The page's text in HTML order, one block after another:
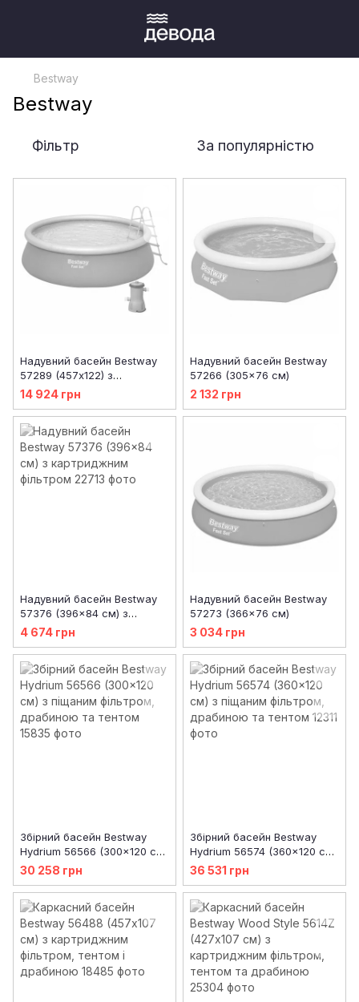
Bestway
Bestway
Фільтр За популярністю
Надувний басейн Bestway
57289 (457х122) з
картриджним фільтром
14 924 грн
Надувний басейн Bestway
57266 (305x76 см)
2 132 грн
Надувний басейн Bestway
57376 (396x84 см) з
картриджним фільтром
4 674 грн
Надувний басейн Bestway
57273 (366x76 см)
3 034 грн
Збірний басейн Bestway
Hydrium 56566 (300x120 см)
з піщаним фільтром,
драбиною та тентом
30 258 грн
Збірний басейн Bestway
Hydrium 56574 (360x120 см)
з піщаним фільтром,
драбиною та тентом
36 531 грн